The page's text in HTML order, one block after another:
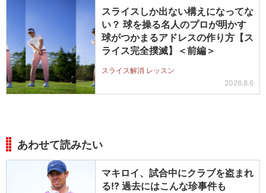
スライスしか出ない構えになってな
い？ 球を操る名人のプロが明かす
球がつかまるアドレスの作り方【ス
ライス完全撲滅】＜前編＞
スライス解消 レッスン
2026.8.6
あわせて読みたい
マキロイ、試合中にクラブを盗まれ
る!? 過去にはこんな珍事件も